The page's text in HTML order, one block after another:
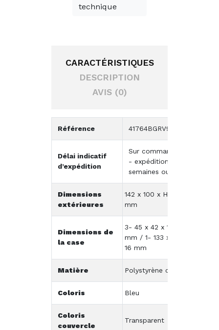
technique
CARACTÉRISTIQUES
DESCRIPTION
AVIS (0)
Référence 41764BGRV950F
Délai indicatif
d’expédition
Sur commande
- expédition 5
semaines ou +
Dimensions
extérieures
142 x 100 x H20
mm
Dimensions de
la case
3- 45 x 42 x 16
mm / 1- 133 x 35 x
16 mm
Matière Polystyrène cristal
Coloris Bleu
Coloris
couvercle
Transparent